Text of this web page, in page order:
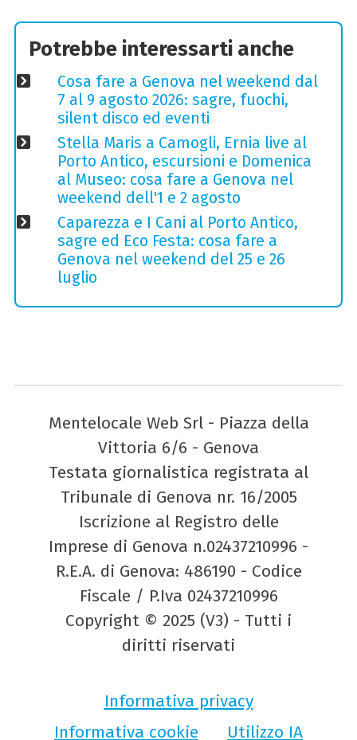
Potrebbe interessarti anche
Cosa fare a Genova nel weekend dal
7 al 9 agosto 2026: sagre, fuochi,
silent disco ed eventi
Stella Maris a Camogli, Ernia live al
Porto Antico, escursioni e Domenica
al Museo: cosa fare a Genova nel
weekend dell'1 e 2 agosto
Caparezza e I Cani al Porto Antico,
sagre ed Eco Festa: cosa fare a
Genova nel weekend del 25 e 26
luglio
Mentelocale Web Srl - Piazza della
Vittoria 6/6 - Genova
Testata giornalistica registrata al
Tribunale di Genova nr. 16/2005
Iscrizione al Registro delle
Imprese di Genova n.02437210996 -
R.E.A. di Genova: 486190 - Codice
Fiscale / P.Iva 02437210996
Copyright © 2025 (V3) - Tutti i
diritti riservati
Informativa privacy
Informativa cookie
Utilizzo IA